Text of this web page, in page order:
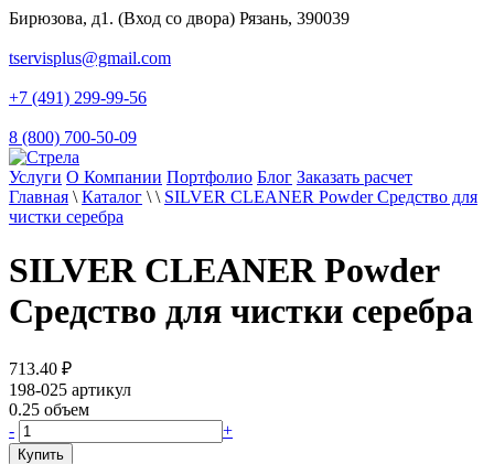
Бирюзова, д1. (Вход со двора) Рязань, 390039
tservisplus@gmail.com
+7 (491) 299-99-56
8 (800) 700-50-09
Услуги О Компании Портфолио Блог Заказать расчет
Главная \ Каталог \ \ SILVER CLEANER Powder Средство для
чистки серебра
SILVER CLEANER Powder
Средство для чистки серебра
713.40 ₽
198-025 артикул
0.25 объем
-
+